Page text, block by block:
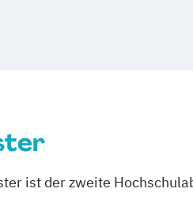
Elektrotechnik-
ist der zweite